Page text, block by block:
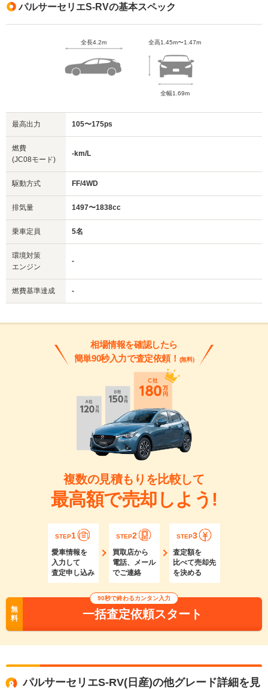
パルサーセリエS-RVの基本スペック
全長4.2m 全高1.45m〜1.47m
全幅1.69m
最高出力 105〜175ps
燃費
(JC08モード)
-km/L
駆動方式 FF/4WD
排気量 1497〜1838cc
乗車定員 5名
環境対策
エンジン
-
燃費基準達成 -
相場情報を確認したら
簡単90秒入力で査定依頼！ (無料)
複数の見積もりを比較して
最高額で売却しよう!
STEP1
愛車情報を
入力して
査定申し込み
STEP2
買取店から
電話、メール
でご連絡
STEP3
査定額を
比べて売却先
を決める
無
料
90秒で終わるカンタン入力
一括査定依頼スタート
パルサーセリエS-RV(日産)の他グレード詳細を見